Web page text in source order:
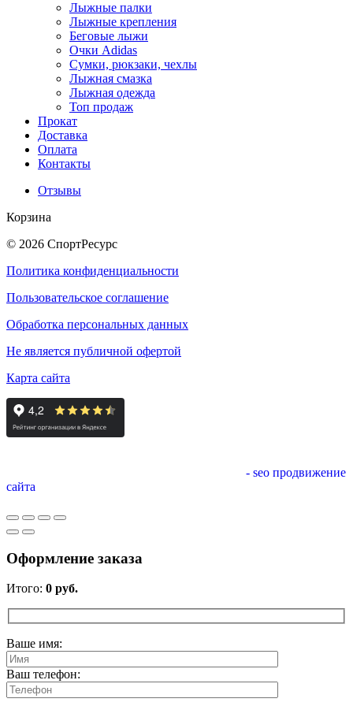
Лыжные палки
Лыжные крепления
Беговые лыжи
Очки Adidas
Сумки, рюкзаки, чехлы
Лыжная смазка
Лыжная одежда
Топ продаж
Прокат
Доставка
Оплата
Контакты
Отзывы
Корзина
© 2026 СпортРесурс
Политика конфиденциальности
Пользовательское соглашение
Обработка персональных данных
Не является публичной офертой
Карта сайта
- seo продвижение
сайта
Оформление заказа
Итого: 0 руб.
Ваше имя:
Ваш телефон: